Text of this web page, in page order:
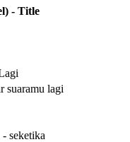
- Title
suaramu lagi
seketika